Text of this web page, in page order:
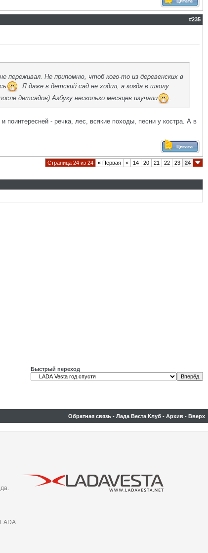
#235
переживал. Не припомню, чтоб кого-то из деревенских в
. Я даже в детский сад не ходил, а когда в школу
детсадов) Азбуку несколько месяцев изучали
- речка, лес, всякие походы, песни у костра. А в
Страница 24 из 24 « Первая < 14 20 21 22 23 24
Быстрый переход
Обратная связь - Лада Веста Клуб - Архив - Вверх